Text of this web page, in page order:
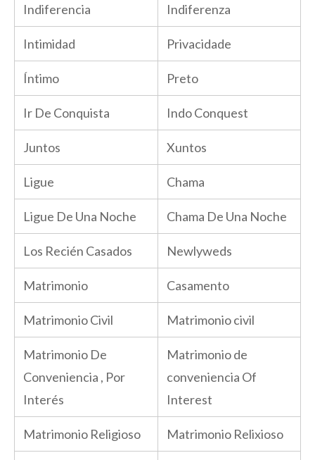
Indiferencia Indiferenza
Intimidad Privacidade
Íntimo Preto
Ir De Conquista Indo Conquest
Juntos Xuntos
Ligue Chama
Ligue De Una Noche Chama De Una Noche
Los Recién Casados Newlyweds
Matrimonio Casamento
Matrimonio Civil Matrimonio civil
Matrimonio De
Conveniencia , Por
Interés
Matrimonio de
conveniencia Of
Interest
Matrimonio Religioso Matrimonio Relixioso